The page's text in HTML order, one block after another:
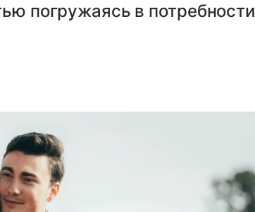
погружаясь в потребности